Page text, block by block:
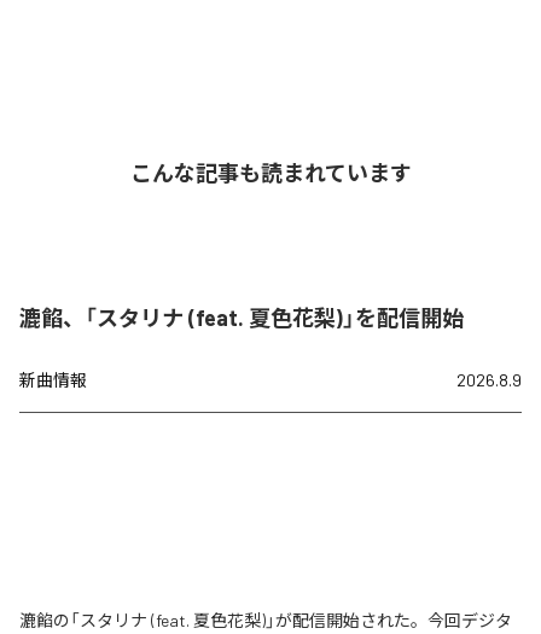
こんな記事も読まれています
漉餡、「スタリナ (feat. 夏色花梨)」を配信開始
新曲情報 2026.8.9
漉餡の「スタリナ (feat. 夏色花梨)」が配信開始された。今回デジタ